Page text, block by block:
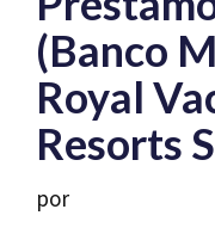
(Banco
Royal
Resorts
por